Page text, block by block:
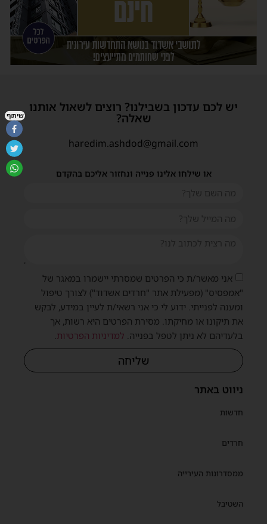
ניווט באתר
חדשות
חרדים
ממסדרונות העירייה
השטיבל
יש לכם עדכון בשבילנו? רוצים לשאול אותנו
שאלה?
haredim.ashdod@gmail.com
או שילחו אלינו פנייה ונחזור אליכם בהקדם
אני מאשר/ת כי הפרטים שמסרתי יישמרו במאגר של
"אמפסיס" (מפעילת אתר "חרדים אשדוד") לצורך טיפול
ומענה לפנייתי. ידוע לי כי אני רשאי/ת לעיין במידע, לבקש
את תיקונו או מחיקתו. מסירת הפרטים היא רשות, אך
בלעדיהם לא ניתן לטפל בפנייה. למדיניות הפרטיות
שליחה
שיתוף